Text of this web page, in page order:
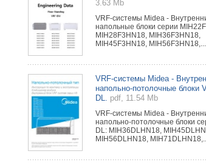
3.63 Mb
VRF-системы Midea -
напольные блоки серии
MIH28F3HN18, MIH36F3HN18,
MIH45F3HN18, MIH56F3HN18,...
VRF-системы Midea -
напольно-потолочные блоки
DL.
pdf, 11.54 Mb
VRF-системы Midea -
напольно-потолочные блоки
DL: MIH36DLHN18,
MIH56DLHN18, MIH71DLHN18,...